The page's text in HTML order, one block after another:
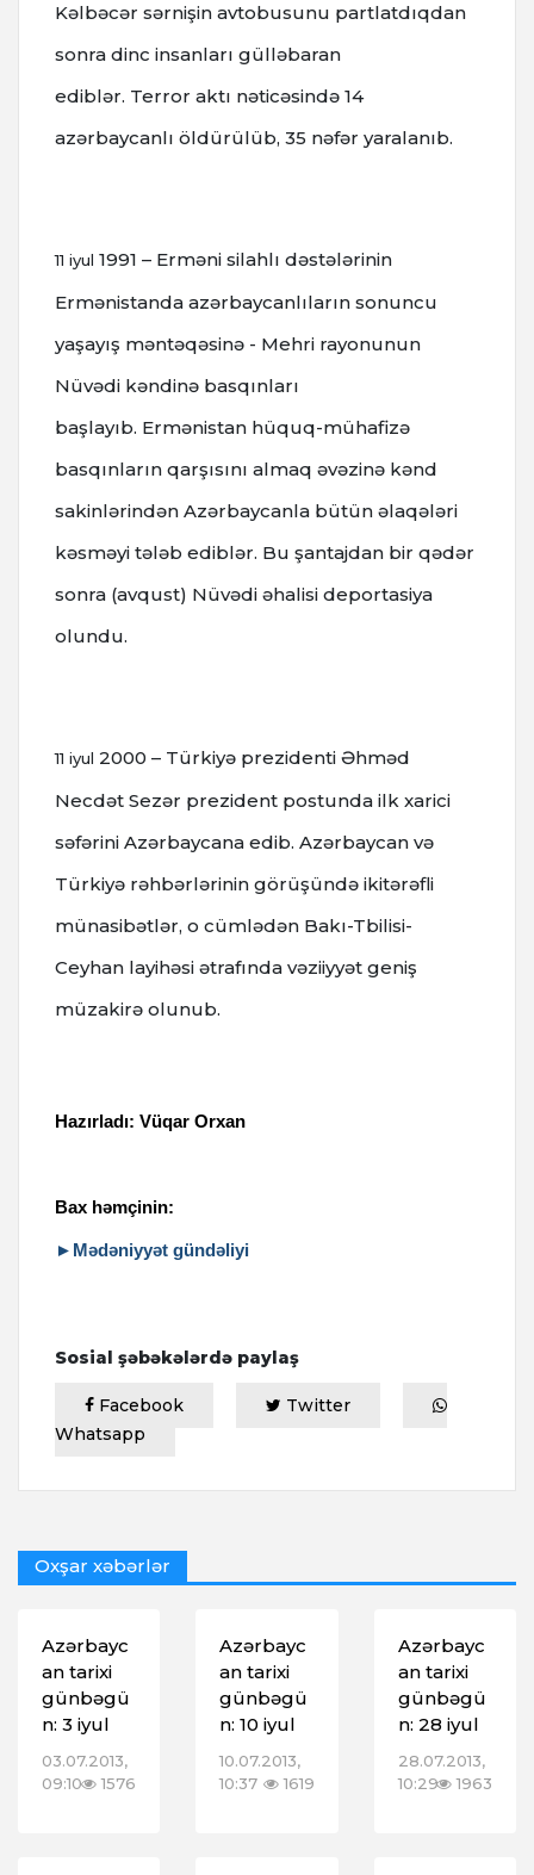
Kəlbəcər sərnişin avtobusunu partlatdıqdan
sonra dinc insanları gülləbaran
ediblər. Terror aktı nəticəsində 14
azərbaycanlı öldürülüb, 35 nəfər yaralanıb.
11 iyul 1991 – Erməni silahlı dəstələrinin
Ermənistanda azərbaycanlıların sonuncu
yaşayış məntəqəsinə - Mehri rayonunun
Nüvədi kəndinə basqınları
başlayıb. Ermənistan hüquq-mühafizə
basqınların qarşısını almaq əvəzinə kənd
sakinlərindən Azərbaycanla bütün əlaqələri
kəsməyi tələb ediblər. Bu şantajdan bir qədər
sonra (avqust) Nüvədi əhalisi deportasiya
olundu.
11 iyul 2000 – Türkiyə prezidenti Əhməd
Necdət Sezər prezident postunda ilk xarici
səfərini Azərbaycana edib. Azərbaycan və
Türkiyə rəhbərlərinin görüşündə ikitərəfli
münasibətlər, o cümlədən Bakı-Tbilisi-
Ceyhan layihəsi ətrafında vəziiyyət geniş
müzakirə olunub.
Hazırladı: Vüqar Orxan
Bax həmçinin:
►Mədəniyyət gündəliyi
Sosial şəbəkələrdə paylaş
Facebook
Twitter
Whatsapp
Oxşar xəbərlər
Azərbayc
an tarixi
günbəgü
n: 3 iyul
03.07.2013,
09:10
1576
Azərbayc
an tarixi
günbəgü
n: 10 iyul
10.07.2013,
10:37
1619
Azərbayc
an tarixi
günbəgü
n: 28 iyul
28.07.2013,
10:29
1963